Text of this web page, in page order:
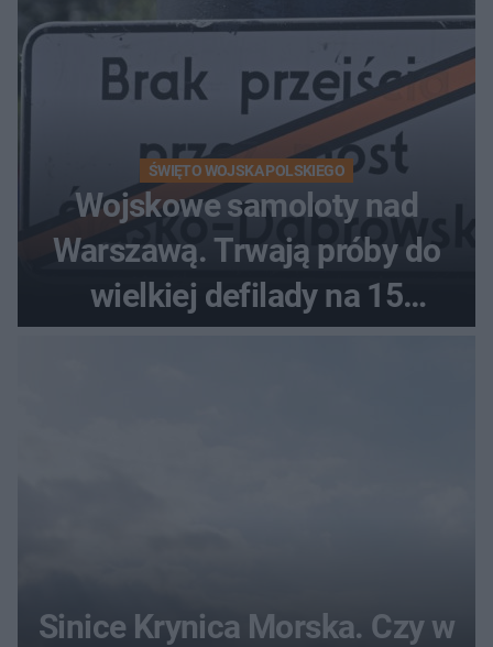
ŚWIĘTO WOJSKA POLSKIEGO
Wojskowe samoloty nad
Warszawą. Trwają próby do
wielkiej defilady na 15
sierpnia
Sinice Krynica Morska. Czy w